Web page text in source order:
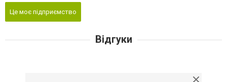
Це моє підприємство
Відгуки